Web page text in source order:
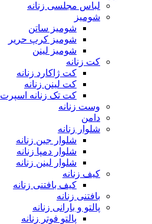
لباس مجلسی زنانه
شومیز
شومیز ساتن
شومیز کرپ حریر
شومیز لینن
کت زنانه
کت ژاکارد زنانه
کت لینن زنانه
کت تک زنانه اسپرت
وست زنانه
دامن
شلوار زنانه
شلوار جین زنانه
شلوار دمپا زنانه
شلوار لینن زنانه
کیف زنانه
کیف بافتنی زنانه
بافتنی زنانه
پالتو و بارانی زنانه
پالتو فوتر زنانه